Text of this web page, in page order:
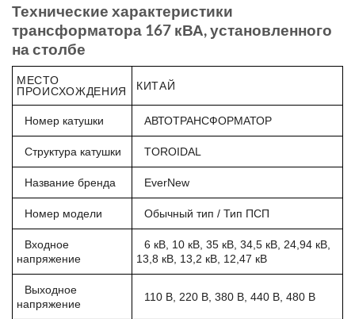
Технические характеристики
трансформатора 167 кВА, установленного
на столбе
МЕСТО
ПРОИСХОЖДЕНИЯ
КИТАЙ
Номер катушки АВТОТРАНСФОРМАТОР
Структура катушки TOROIDAL
Название бренда EverNew
Номер модели Обычный тип / Тип ПСП
Входное
напряжение
6 кВ, 10 кВ, 35 кВ, 34,5 кВ, 24,94 кВ,
13,8 кВ, 13,2 кВ, 12,47 кВ
Выходное
напряжение
110 В, 220 В, 380 В, 440 В, 480 В